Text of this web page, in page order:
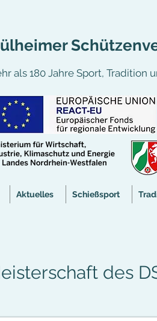
als 180 Jahre Sport, Tradition
Aktuelles Schießsport
des